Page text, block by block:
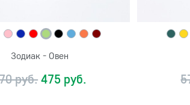
Зодиак - Овен
руб.475 руб.